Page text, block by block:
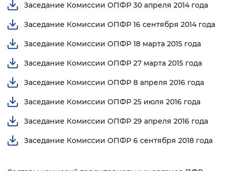
Заседание Комиссии ОПФР 30 апреля 2014 года
Заседание Комиссии ОПФР 16 сентября 2014 года
Заседание Комиссии ОПФР 18 марта 2015 года
Заседание Комиссии ОПФР 27 марта 2015 года
Заседание Комиссии ОПФР 8 апреля 2016 года
Заседание Комиссии ОПФР 25 июля 2016 года
Заседание Комиссии ОПФР 29 апреля 2016 года
Заседание Комиссии ОПФР 6 сентября 2018 года